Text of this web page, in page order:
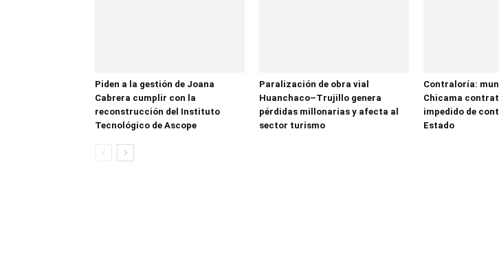
Piden a la gestión de Joana
Cabrera cumplir con la
reconstrucción del Instituto
Tecnológico de Ascope
Paralización de obra vial
Huanchaco–Trujillo genera
pérdidas millonarias y afecta al
sector turismo
Contraloría:
Chicama
impedido de
Estado